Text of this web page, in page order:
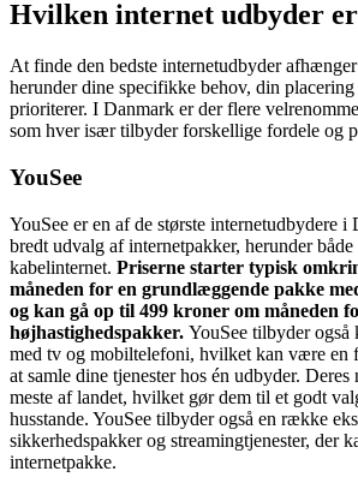
Hvilken internet udbyder er
At finde den bedste internetudbyder
herunder dine specifikke behov, din placering
prioriterer. I Danmark er der flere
som hver især tilbyder forskellige fordele og
YouSee
YouSee er en af de største internetudbydere
bredt udvalg af internetpakker, herunder
kabelinternet. Priserne starter typisk
måneden for en grundlæggende pakke
og kan gå op til 499 kroner om måneden
højhastighedspakker. YouSee tilbyder
med tv og mobiltelefoni, hvilket kan være en
at samle dine tjenester hos én udbyder.
meste af landet, hvilket gør dem til et godt
husstande. YouSee tilbyder også en række
sikkerhedspakker og streamingtjenester, der
internetpakke.